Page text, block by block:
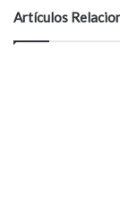
Artículos